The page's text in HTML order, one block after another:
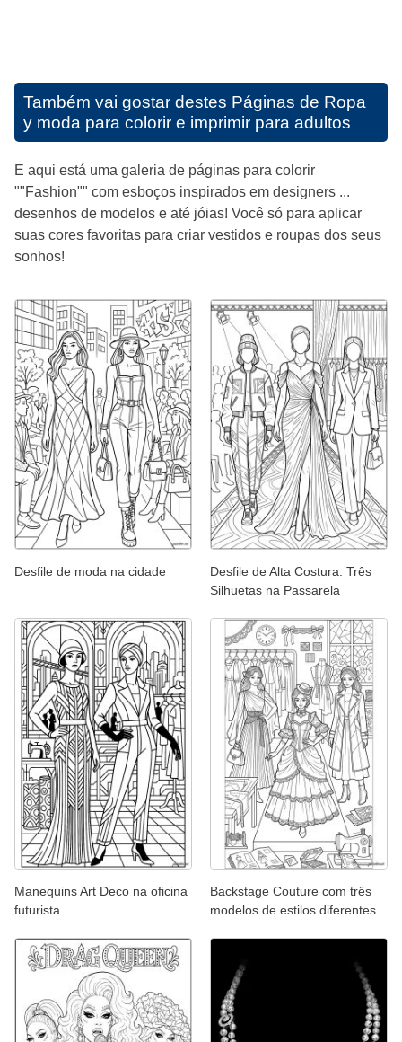
Também vai gostar destes Páginas de Ropa
y moda para colorir e imprimir para adultos
E aqui está uma galeria de páginas para colorir
""Fashion"" com esboços inspirados em designers ...
desenhos de modelos e até jóias! Você só para aplicar
suas cores favoritas para criar vestidos e roupas dos seus
sonhos!
Desfile de moda na cidade
Desfile de Alta Costura: Três
Silhuetas na Passarela
Manequins Art Deco na oficina
futurista
Backstage Couture com três
modelos de estilos diferentes